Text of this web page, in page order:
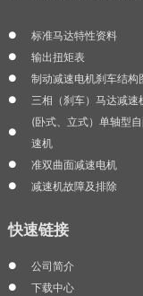
标准马达特性资料
输出扭矩表
制动减速电机刹车结构
三相（刹车）马达减速
(卧式、立式）单轴型
速机
准双曲面减速电机
减速机故障及排除
快速链接
公司简介
下载中心